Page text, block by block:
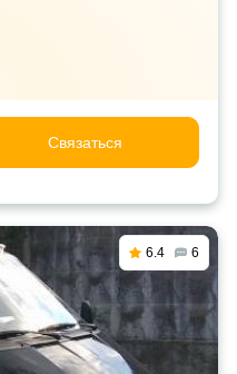
Связаться
6.4 6